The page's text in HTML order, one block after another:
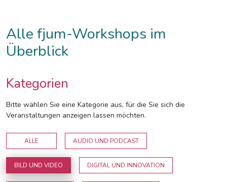
Alle fjum-Workshops im
Überblick
Kategorien
Bitte wählen Sie eine Kategorie aus, für die Sie sich die
Veranstaltungen anzeigen lassen möchten.
ALLE AUDIO UND PODCAST
BILD UND VIDEO DIGITAL UND INNOVATION